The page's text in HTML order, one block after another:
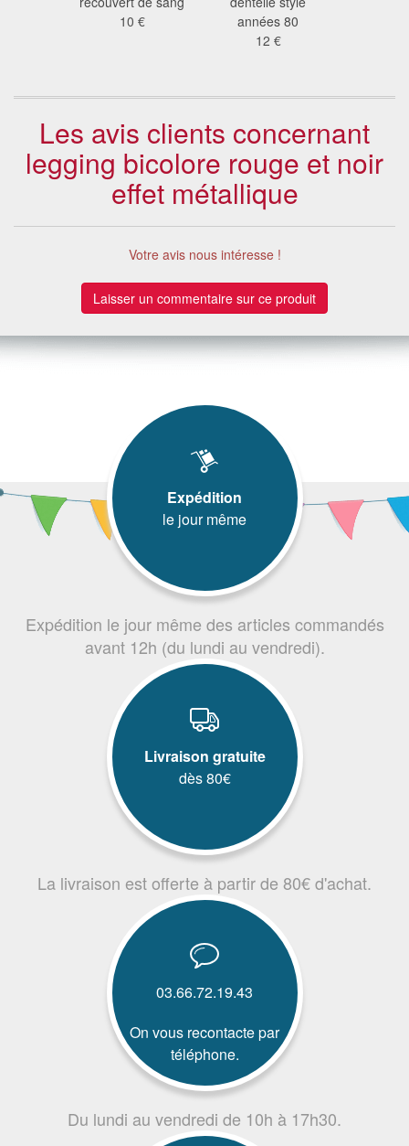
10 €
années 80
12 €
Les avis clients concernant
legging bicolore rouge et noir
effet métallique
Votre avis nous intéresse !
Laisser un commentaire sur ce produit
Expédition
le jour même
Expédition le jour même des articles commandés
avant 12h (du lundi au vendredi).
Livraison gratuite
dès 80€
La livraison est offerte à partir de 80€ d'achat.
03.66.72.19.43
On vous recontacte par
téléphone.
Du lundi au vendredi de 10h à 17h30.